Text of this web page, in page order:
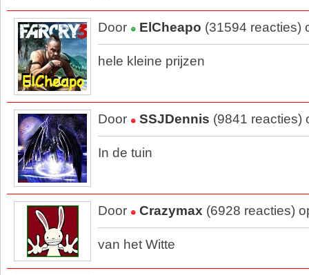
Door ElCheapo (31594 reacties)
hele kleine prijzen
Door SSJDennis (9841 reacties)
In de tuin
Door Crazymax (6928 reacties)
van het Witte